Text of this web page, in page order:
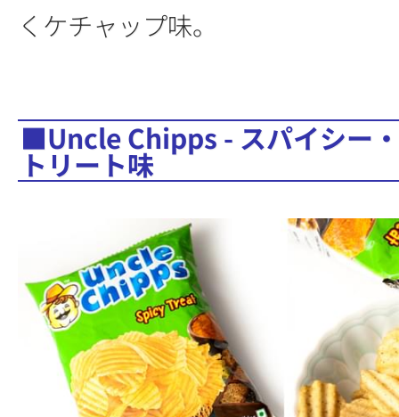
くケチャップ味。
■Uncle Chipps - スパイシー・
トリート味